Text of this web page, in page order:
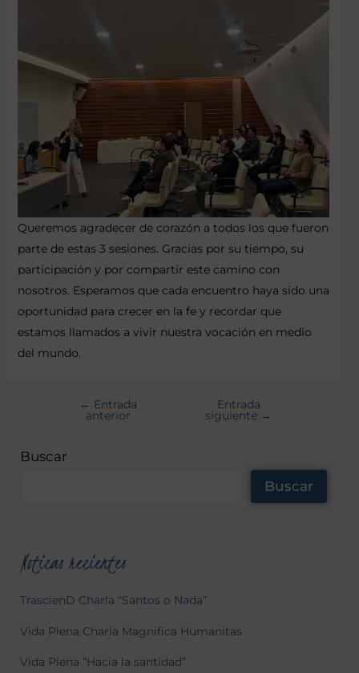
Queremos agradecer de corazón a todos los que fueron
parte de estas 3 sesiones. Gracias por su tiempo, su
participación y por compartir este camino con
nosotros. Esperamos que cada encuentro haya sido una
oportunidad para crecer en la fe y recordar que
estamos llamados a vivir nuestra vocación en medio
del mundo.
← Entrada
anterior
Entrada
siguiente →
Buscar
Buscar
Noticas recientes
TrascienD Charla “Santos o Nada”
Vida Plena Charla Magnifica Humanitas
Vida Plena “Hacia la santidad”